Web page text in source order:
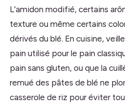
L’amidon modifié, certains
texture ou même certains
dérivés du blé. En cuisine,
pain utilisé pour le pain
pain sans gluten, ou que la
remué des pâtes de blé ne
casserole de riz pour éviter